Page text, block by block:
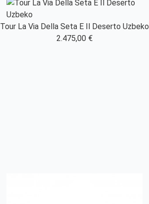
Tour La Via Della Seta E Il Deserto Uzbeko
2.475,00 €